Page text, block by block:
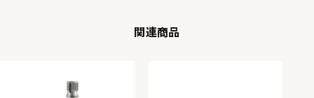
関連商品